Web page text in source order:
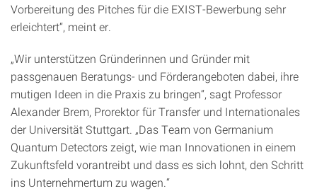
Vorbereitung des Pitches für die EXIST-Bewerbung sehr
erleichtert“, meint er.
„Wir unterstützen Gründerinnen und Gründer mit
passgenauen Beratungs- und Förderangeboten dabei, ihre
mutigen Ideen in die Praxis zu bringen“, sagt Professor
Alexander Brem, Prorektor für Transfer und Internationales
der Universität Stuttgart. „Das Team von Germanium
Quantum Detectors zeigt, wie man Innovationen in einem
Zukunftsfeld vorantreibt und dass es sich lohnt, den Schritt
ins Unternehmertum zu wagen.“